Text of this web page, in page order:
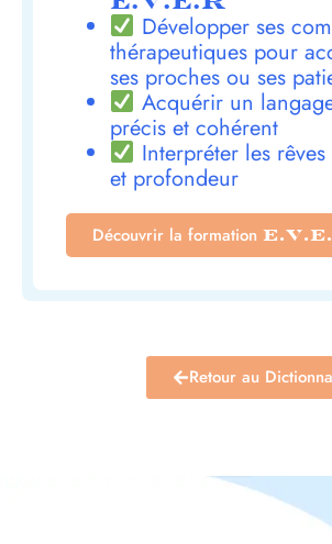
Développer ses
thérapeutiques pour
ses proches ou ses
Acquérir un
précis et cohérent
Interpréter les
et profondeur
Découvrir la formation
Retour au